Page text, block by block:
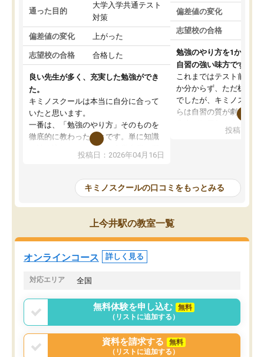
通った目的
大学入学共通テスト
対策
偏差値の変化 上がった
志望校の合格 合格した
良い先生が多く、充実した勉強ができ
た。
キミノスクールは本当に自分に合って
いたと思います。
一番は、「勉強のやり方」そのものを
徹底的に教わったことです。単に知識
を詰め込むのではなく、自学自習の習
慣が身につくよう並走してくれるの
はなくなりました。
講師の方との距離も近く、親身なコー
チングのおかげで、停滞期もモチベー
ションを維持できました。「やらされ
る勉強」から「目標のための勉強」へ
意識が変わったことが、目標校への合
投稿日：2026年04月16日
偏差値の変化
志望校の合格
勉強のやり方を1から教
自習の強い味方です。
これまではテスト前に何
か分からず、ただ机に座
でしたが、キミノスクー
らは自習の質が劇的に変
を明確にしてくれるの
の仕方をコーチングして
ルなので、家での学習習
身につきました。結果と
た。自分から学ぶ姿勢を
投稿日：
キミノスクールの口コミをもっとみる
上今井駅の教室一覧
オンラインコース 詳しく見る
対応エリア 全国
無料体験を申し込む
無料
（リストに追加する）
資料を請求する
無料
（リストに追加する）